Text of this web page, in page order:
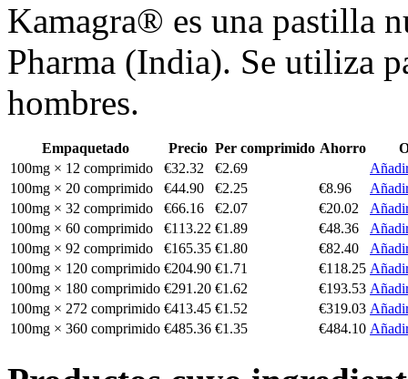
Kamagra® es una pastilla
Pharma (India). Se utiliza
hombres.
Empaquetado Precio Per comprimido Ahorro
100mg × 12 comprimido
€32.32 €2.69
100mg × 20 comprimido
€44.90 €2.25 €8.96
100mg × 32 comprimido
€66.16 €2.07 €20.02
100mg × 60 comprimido
€113.22 €1.89 €48.36
100mg × 92 comprimido
€165.35 €1.80 €82.40
100mg × 120 comprimido €204.90 €1.71 €118.25
100mg × 180 comprimido €291.20 €1.62 €193.53
100mg × 272 comprimido €413.45 €1.52 €319.03
100mg × 360 comprimido €485.36 €1.35 €484.10